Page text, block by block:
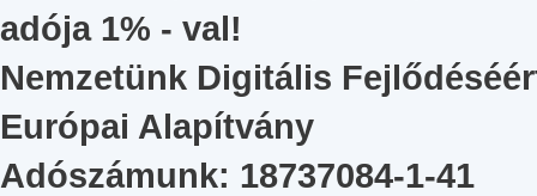
adója 1% - val!
Nemzetünk Digitális
Európai Alapítvány
Adószámunk: 18737084-1-41